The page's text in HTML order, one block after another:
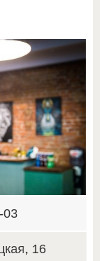
03
16